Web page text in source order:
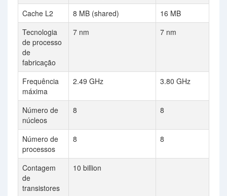
Cache L2 8 MB (shared)
16 MB
Tecnologia
de processo
de
fabricação
7 nm 7 nm
Frequência
máxima
2.49 GHz 3.80 GHz
Número de
núcleos
8 8
Número de
processos
8 8
Contagem
de
transistores
10 billion